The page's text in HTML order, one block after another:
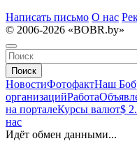
Написать письмо О нас
© 2006-2026 «BOBR.by»
Поиск
НовостиФотофактНаш
организацийРабота
на порталеКурсы валют$
нас
Идёт обмен данными...